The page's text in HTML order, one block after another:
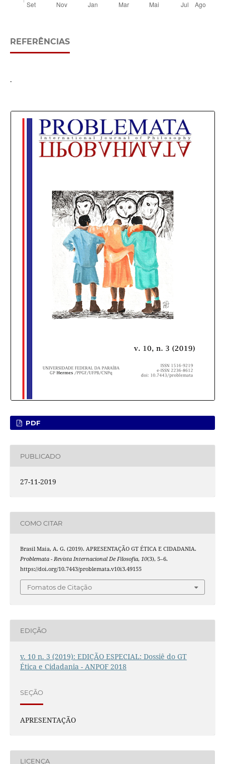
REFERÊNCIAS
.
PDF
PUBLICADO
27-11-2019
COMO CITAR
Brasil Maia, A. G. (2019). APRESENTAÇÃO GT ÉTICA E CIDADANIA.
Problemata - Revista Internacional De Filosofia, 10(3), 5–6.
https://doi.org/10.7443/problemata.v10i3.49155
Fomatos de Citação
EDIÇÃO
v. 10 n. 3 (2019): EDIÇÃO ESPECIAL: Dossiê do GT
Ética e Cidadania - ANPOF 2018
SEÇÃO
APRESENTAÇÃO
LICENÇA